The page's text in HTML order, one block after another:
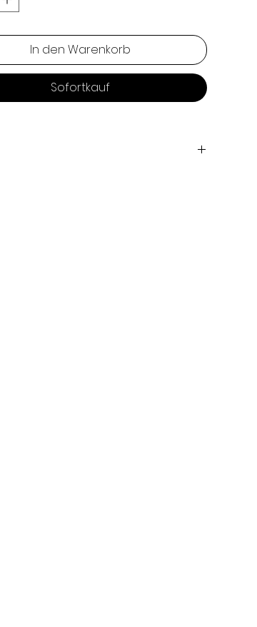
In den Warenkorb
Sofortkauf